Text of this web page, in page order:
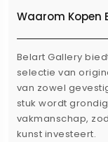
Waarom Kopen
Belart Gallery
selectie van
van zowel
stuk wordt
vakmanschap,
kunst investeert.